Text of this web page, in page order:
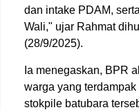
dan intake PDAM,
Wali," ujar Rahmat
(28/9/2025).
Ia menegaskan, BPR
warga yang
stokpile batubara